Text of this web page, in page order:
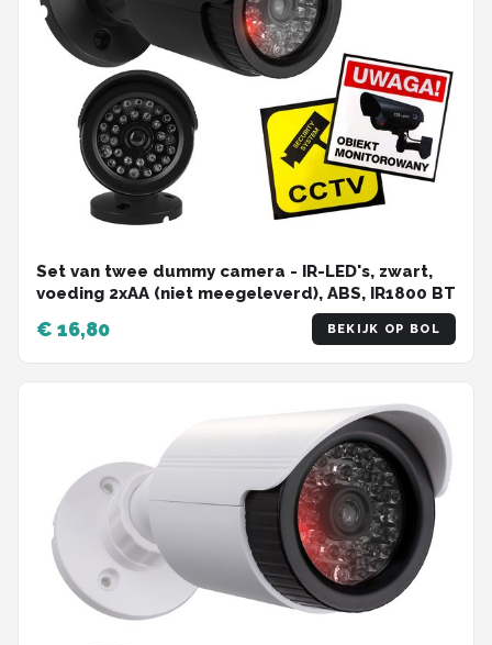
Set van twee dummy camera - IR-LED's, zwart,
voeding 2xAA (niet meegeleverd), ABS, IR1800 BT
€ 16,80 BEKIJK OP BOL